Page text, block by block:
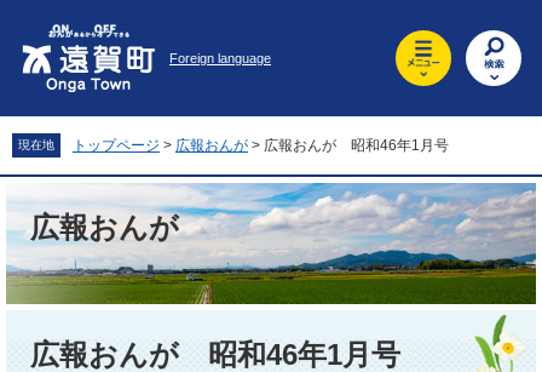
先
頭
を
飛
文
へ
Foreign language
現在地 トップページ > 広報おんが > 広報おんが 昭和46年1月号
広報おんが
広報おんが 昭和46年1月号